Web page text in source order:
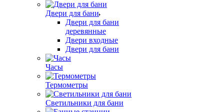
Двери для бани
Двери для бани
деревянные
Двери входные
Двери для бани
Часы
Термометры
Светильники для бани